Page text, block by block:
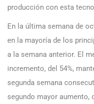
producción con esta
En la última semana de
en la mayoría de los
a la semana anterior. El
incremento, del 54%,
segunda semana
segundo mayor aumento,